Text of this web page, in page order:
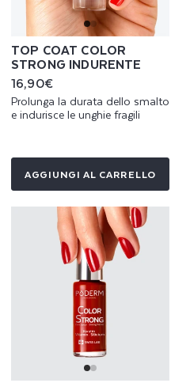
TOP COAT COLOR
STRONG INDURENTE
Prezzo
di
listino
16,90€
Prolunga la durata dello smalto
e indurisce le unghie fragili
AGGIUNGI AL CARRELLO